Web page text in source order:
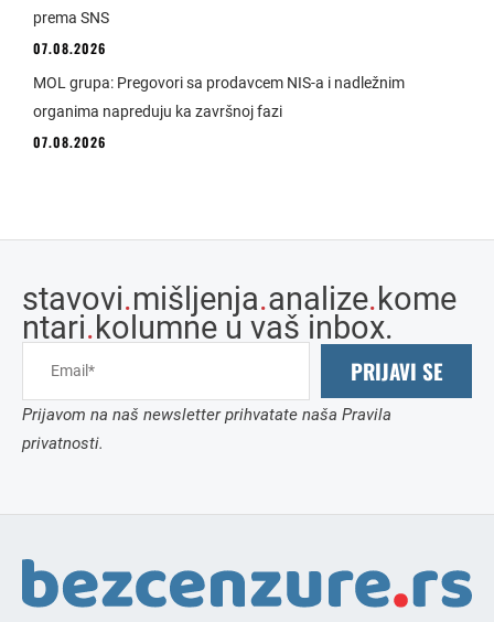
prema SNS
07.08.2026
MOL grupa: Pregovori sa prodavcem NIS-a i nadležnim
organima napreduju ka završnoj fazi
07.08.2026
stavovi.mišljenja.analize.kome
ntari.kolumne u vaš inbox.
PRIJAVI SE
Prijavom na naš newsletter prihvatate naša Pravila
privatnosti.